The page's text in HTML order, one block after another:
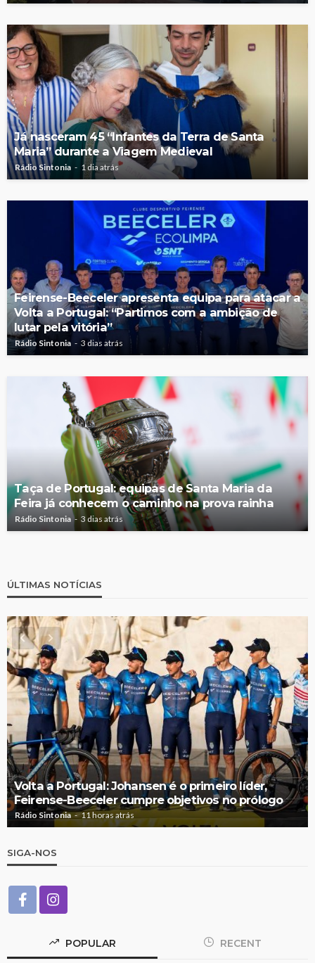
Já nasceram 45 “Infantes da Terra de Santa
Maria” durante a Viagem Medieval
Rádio Sintonia 1 dia atrás
Feirense-Beeceler apresenta equipa para atacar a
Volta a Portugal: “Partimos com a ambição de
lutar pela vitória”
Rádio Sintonia 3 dias atrás
Taça de Portugal: equipas de Santa Maria da
Feira já conhecem o caminho na prova rainha
Rádio Sintonia 3 dias atrás
ÚLTIMAS NOTÍCIAS
Volta a Portugal: Johansen é o primeiro líder,
Feirense-Beeceler cumpre objetivos no prólogo
Rádio Sintonia 11 horas atrás
SIGA-NOS
POPULAR RECENT